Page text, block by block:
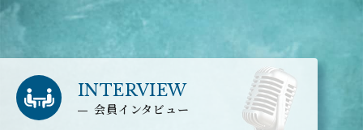
INTERVIEW
会員インタビュー